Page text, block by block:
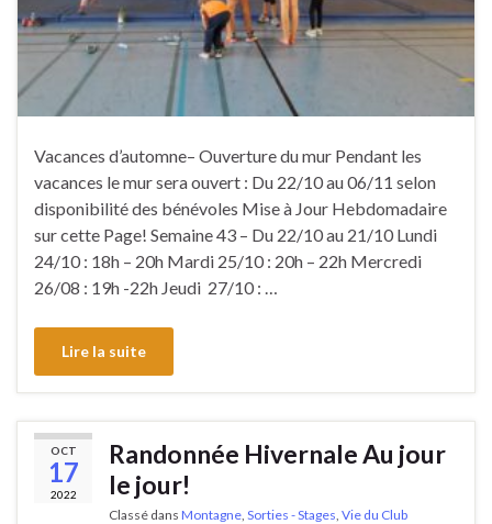
Vacances d’automne– Ouverture du mur Pendant les
vacances le mur sera ouvert : Du 22/10 au 06/11 selon
disponibilité des bénévoles Mise à Jour Hebdomadaire
sur cette Page! Semaine 43 – Du 22/10 au 21/10 Lundi
24/10 : 18h – 20h Mardi 25/10 : 20h – 22h Mercredi
26/08 : 19h -22h Jeudi 27/10 : …
Lire la suite
OCT
17
2022
Randonnée Hivernale Au jour
le jour!
Classé dans Montagne Sorties - Stages Vie du Club